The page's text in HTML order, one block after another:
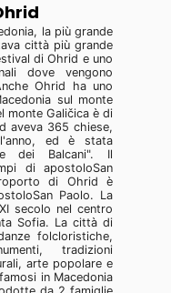
la più grande
città più grande
di Ohrid e uno
dove vengono
Ohrid ha uno
sul monte
monte Galičica è di
aveva 365 chiese,
ed è stata
dei Balcani". Il
di apostoloSan
di Ohrid è
Paolo. La
secolo nel centro
Sofia. La città di
folcloristiche,
tradizioni
arte popolare e
in Macedonia